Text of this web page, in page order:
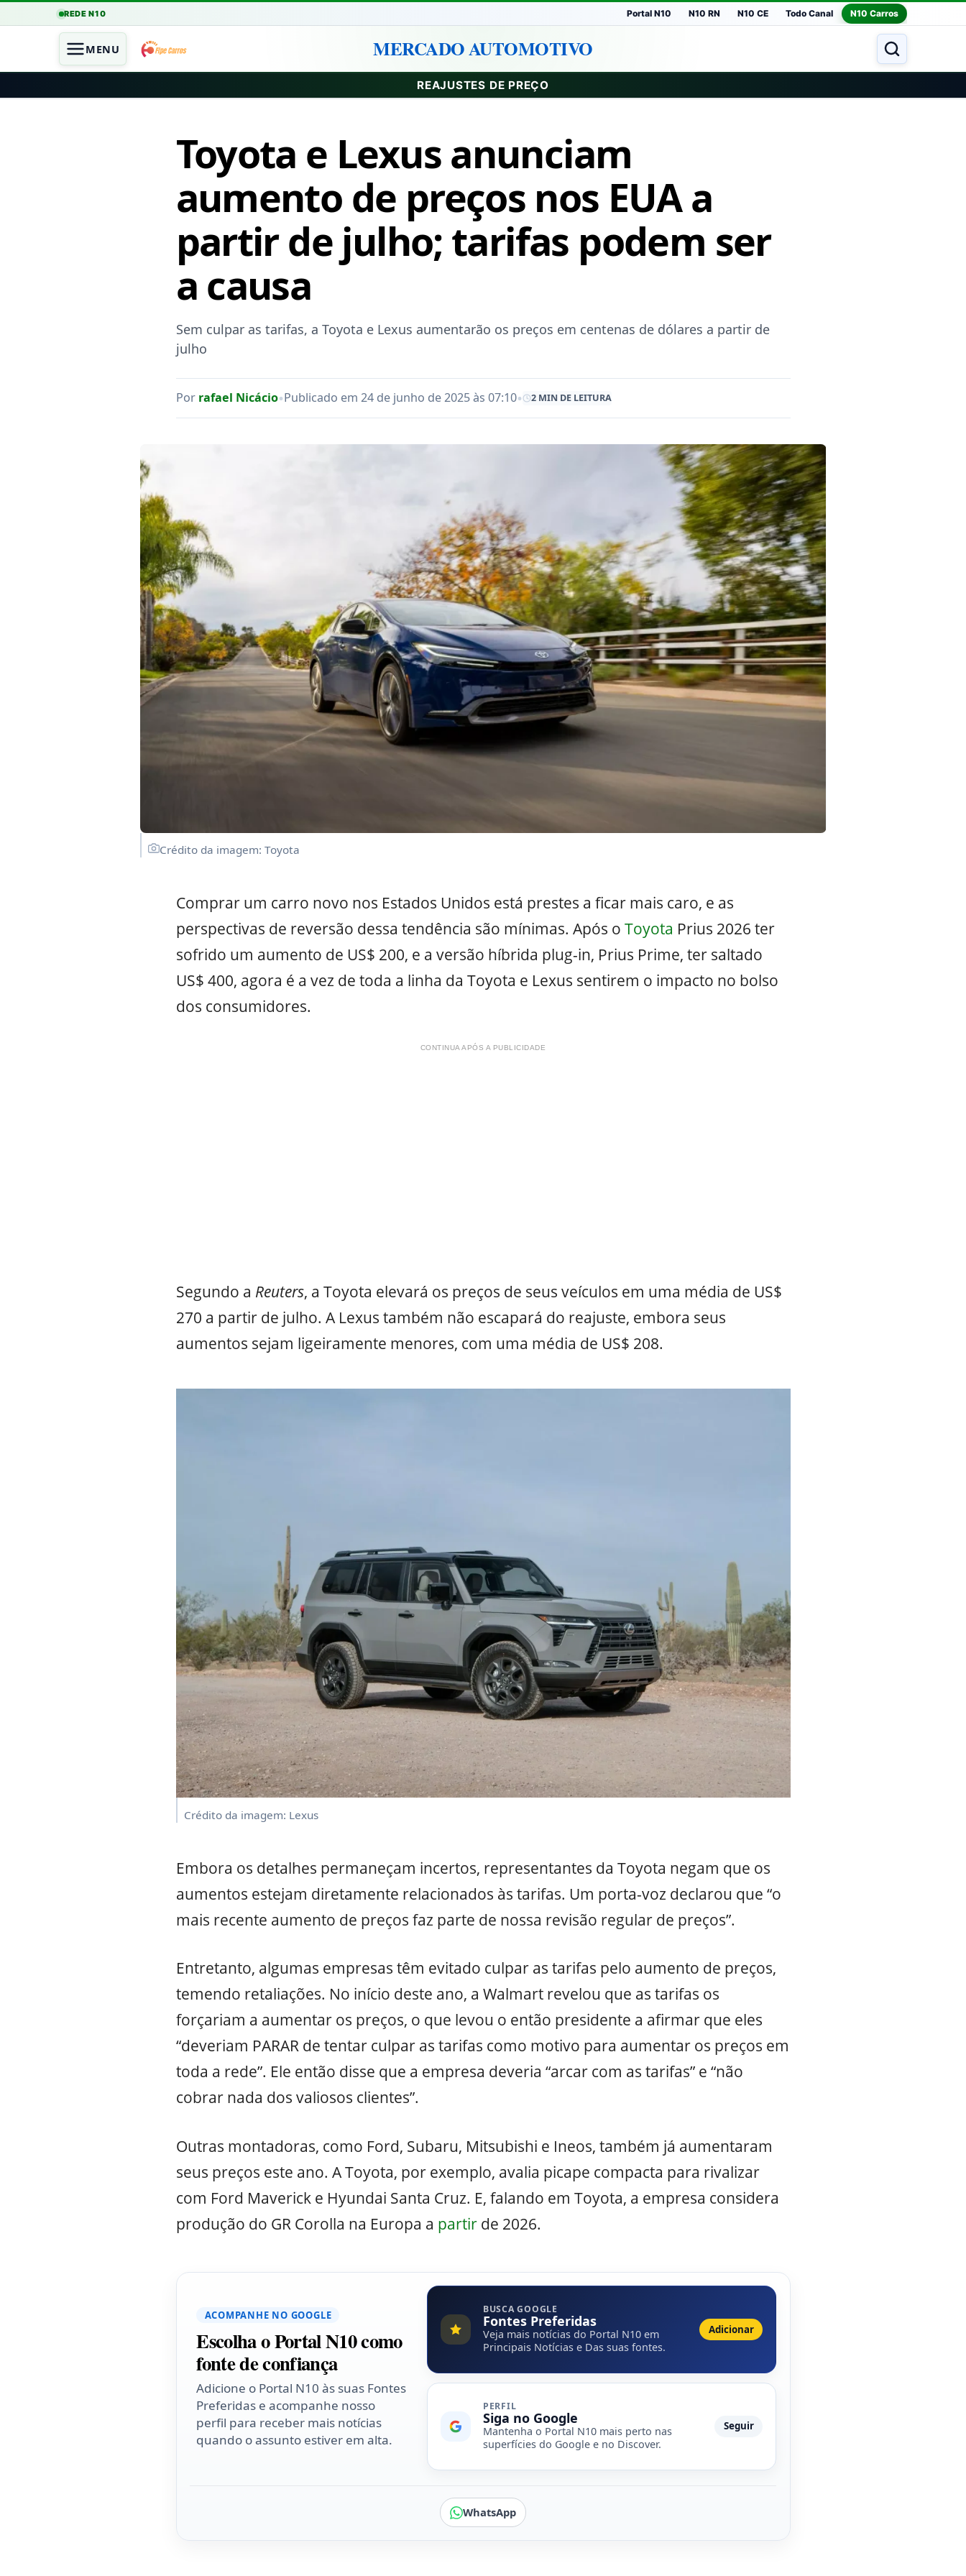
REDE N10 Portal N10 N10 RN N10 CE Todo Canal N10 Carros
MENU MERCADO AUTOMOTIVO
REAJUSTES DE PREÇO
Toyota e Lexus anunciam
aumento de preços nos EUA a
partir de julho; tarifas podem ser
a causa
Sem culpar as tarifas, a Toyota e Lexus aumentarão os preços em centenas de dólares a partir de
julho
Por rafael Nicácio•Publicado em 24 de junho de 2025 às 07:10• 2 MIN DE LEITURA
Crédito da imagem: Toyota
Comprar um carro novo nos Estados Unidos está prestes a ficar mais caro, e as
perspectivas de reversão dessa tendência são mínimas. Após o Toyota Prius 2026 ter
sofrido um aumento de US$ 200, e a versão híbrida plug-in, Prius Prime, ter saltado
US$ 400, agora é a vez de toda a linha da Toyota e Lexus sentirem o impacto no bolso
dos consumidores.
CONTINUA APÓS A PUBLICIDADE
Segundo a Reuters, a Toyota elevará os preços de seus veículos em uma média de US$
270 a partir de julho. A Lexus também não escapará do reajuste, embora seus
aumentos sejam ligeiramente menores, com uma média de US$ 208.
Crédito da imagem: Lexus
Embora os detalhes permaneçam incertos, representantes da Toyota negam que os
aumentos estejam diretamente relacionados às tarifas. Um porta-voz declarou que “o
mais recente aumento de preços faz parte de nossa revisão regular de preços”.
Entretanto, algumas empresas têm evitado culpar as tarifas pelo aumento de preços,
temendo retaliações. No início deste ano, a Walmart revelou que as tarifas os
forçariam a aumentar os preços, o que levou o então presidente a afirmar que eles
“deveriam PARAR de tentar culpar as tarifas como motivo para aumentar os preços em
toda a rede”. Ele então disse que a empresa deveria “arcar com as tarifas” e “não
cobrar nada dos valiosos clientes”.
Outras montadoras, como Ford, Subaru, Mitsubishi e Ineos, também já aumentaram
seus preços este ano. A Toyota, por exemplo, avalia picape compacta para rivalizar
com Ford Maverick e Hyundai Santa Cruz. E, falando em Toyota, a empresa considera
produção do GR Corolla na Europa a partirde 2026.
ACOMPANHE NO GOOGLE
Escolha o Portal N10 como
fonte de confiança
Adicione o Portal N10 às suas Fontes
Preferidas e acompanhe nosso
perfil para receber mais notícias
quando o assunto estiver em alta.
BUSCA GOOGLE
Fontes Preferidas
Veja mais notícias do Portal N10 em
Principais Notícias e Das suas fontes.
Adicionar
PERFIL
Siga no Google
Mantenha o Portal N10 mais perto nas
superfícies do Google e no Discover.
Seguir
WhatsApp